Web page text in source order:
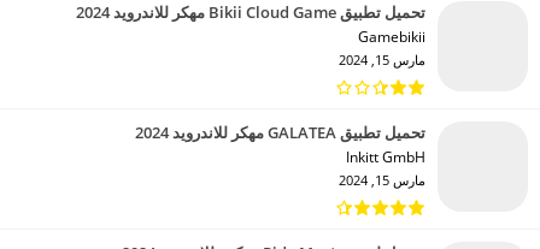
تحميل تطبيق Bikii Cloud Game مهكر للاندرويد 2024
Gamebikii‏
مارس 15, 2024
تحميل تطبيق GALATEA مهكر للاندرويد 2024
Inkitt GmbH‏
مارس 15, 2024